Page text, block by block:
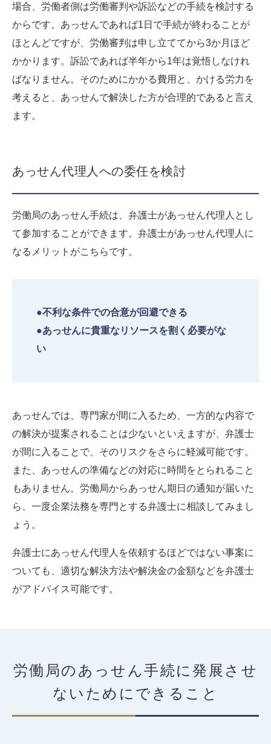
場合、労働者側は労働審判や訴訟などの手続を検討する
からです。あっせんであれば1日で手続が終わることが
ほとんどですが、労働審判は申し立ててから3か月ほど
かかります。訴訟であれば半年から1年は覚悟しなけれ
ばなりません。そのためにかかる費用と、かける労力を
考えると、あっせんで解決した方が合理的であると言え
ます。
あっせん代理人への委任を検討
労働局のあっせん手続は、弁護士があっせん代理人とし
て参加することができます。弁護士があっせん代理人に
なるメリットがこちらです。
●不利な条件での合意が回避できる
●あっせんに貴重なリソースを割く必要がな
い
あっせんでは、専門家が間に入るため、一方的な内容で
の解決が提案されることは少ないといえますが、弁護士
が間に入ることで、そのリスクをさらに軽減可能です。
また、あっせんの準備などの対応に時間をとられること
もありません。労働局からあっせん期日の通知が届いた
ら、一度企業法務を専門とする弁護士に相談してみまし
ょう。
弁護士にあっせん代理人を依頼するほどではない事案に
ついても、適切な解決方法や解決金の金額などを弁護士
がアドバイス可能です。
労働局のあっせん手続に発展させ
ないためにできること